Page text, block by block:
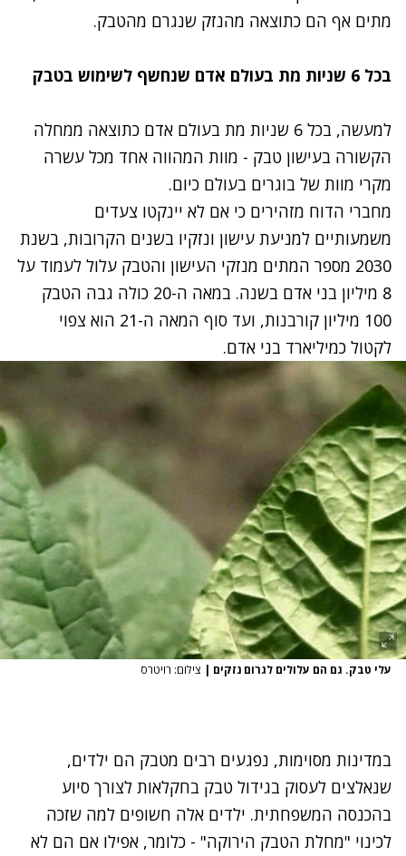
מתים אף הם כתוצאה מהנזק שנגרם מהטבק.
בכל 6 שניות מת בעולם אדם שנחשף לשימוש בטבק
למעשה, בכל 6 שניות מת בעולם אדם כתוצאה ממחלה
הקשורה בעישון טבק - מוות המהווה אחד מכל עשרה
מקרי מוות של בוגרים בעולם כיום.
מחברי הדוח מזהירים כי אם לא יינקטו צעדים
משמעותיים למניעת עישון ונזקיו בשנים הקרובות, בשנת
2030 מספר המתים מנזקי העישון והטבק עלול לעמוד על
8 מיליון בני אדם בשנה. במאה ה-20 כולה גבה הטבק
100 מיליון קורבנות, ועד סוף המאה ה-21 הוא צפוי
לקטול כמיליארד בני אדם.
עלי טבק. גם הם עלולים לגרום נזקים | צילום: רויטרס
במדינות מסוימות, נפגעים רבים מטבק הם ילדים,
שנאלצים לעסוק בגידול טבק בחקלאות לצורך סיוע
בהכנסה המשפחתית. ילדים אלה חשופים למה שזכה
לכינוי "מחלת הטבק הירוקה" - כלומר, אפילו אם הם לא